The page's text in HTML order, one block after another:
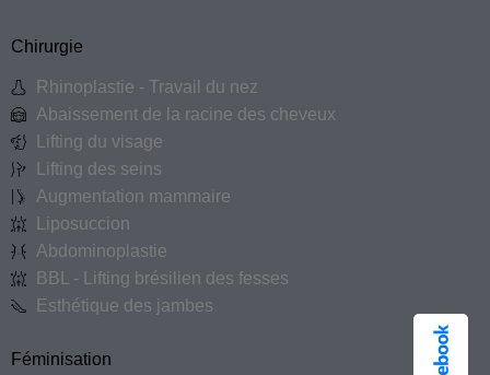
Chirurgie
Rhinoplastie - Travail du nez
Abaissement de la racine des cheveux
Lifting du visage
Lifting des seins
Augmentation mammaire
Liposuccion
Abdominoplastie
BBL - Lifting brésilien des fesses
Esthétique des jambes
Féminisation